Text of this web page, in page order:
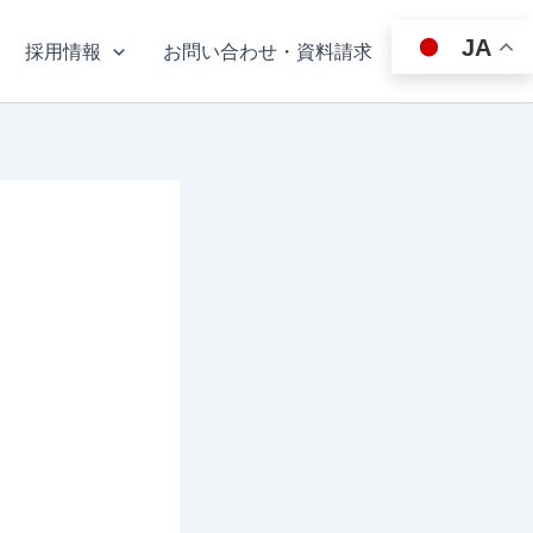
採用情報 お問い合わせ・資料請求 JA